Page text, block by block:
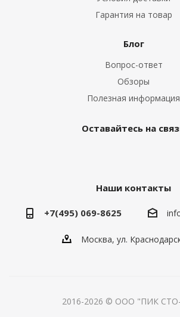
Гарантия на товар
Блог
Вопрос-ответ
Обзоры
Полезная информация
Оставайтесь на
Наши контакты
+7(495) 069-8625
Москва, ул.
2016-2026 © ООО "ПИК